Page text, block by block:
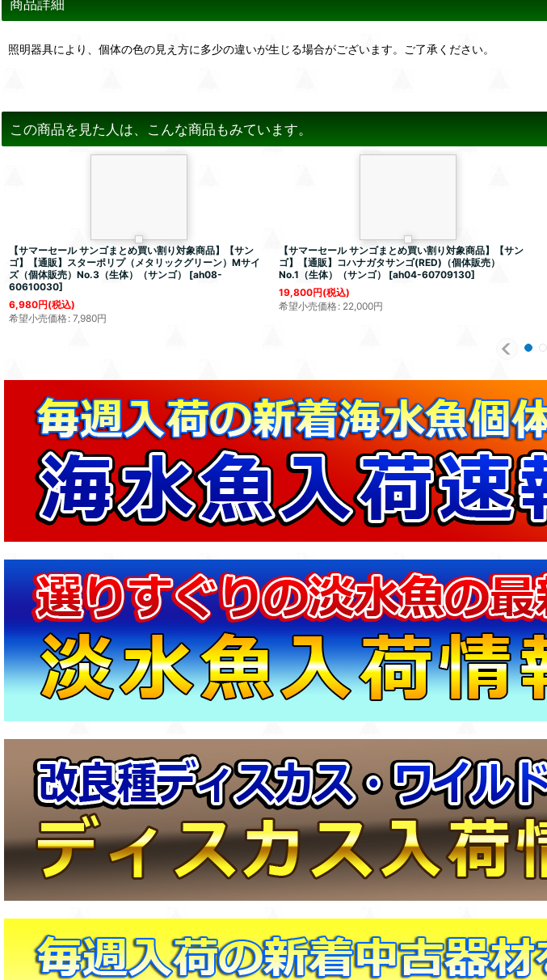
商品詳細
照明器具により、個体の色の見え方に多少の違いが生じる場合がございます。ご了承ください。
この商品を見た人は、こんな商品もみています。
【サマーセール サンゴまとめ買い割り対象商品】【サン
ゴ】【通販】スターポリプ（メタリックグリーン）Mサイ
ズ（個体販売）No.3（生体）（サンゴ）
[ah08-
60610030]
6,980円(税込)
希望小売価格: 7,980円
【サマーセール サンゴまとめ買い割り対象商品】【サン
ゴ】【通販】コハナガタサンゴ(RED)（個体販売）
No.1（生体）（サンゴ）
[ah04-60709130]
19,800円(税込)
希望小売価格: 22,000円